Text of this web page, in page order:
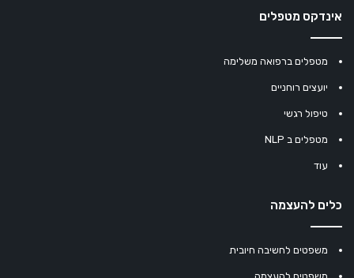
אינדקס מטפלים
מטפלים ברפואה משלימה
יועצים רוחניים
טיפול רגשי
מטפלים ב NLP
עוד
כלים להעצמה
משפטים לחשיבה חיובית